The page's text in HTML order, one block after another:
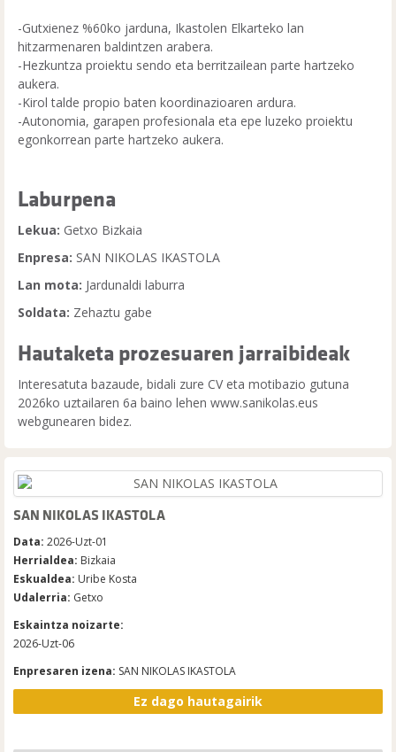
-Gutxienez %60ko jarduna, Ikastolen Elkarteko lan
hitzarmenaren baldintzen arabera.
-Hezkuntza proiektu sendo eta berritzailean parte hartzeko
aukera.
-Kirol talde propio baten koordinazioaren ardura.
-Autonomia, garapen profesionala eta epe luzeko proiektu
egonkorrean parte hartzeko aukera.
Laburpena
Lekua: Getxo Bizkaia
Enpresa: SAN NIKOLAS IKASTOLA
Lan mota: Jardunaldi laburra
Soldata: Zehaztu gabe
Hautaketa prozesuaren jarraibideak
Interesatuta bazaude, bidali zure CV eta motibazio gutuna
2026ko uztailaren 6a baino lehen www.sanikolas.eus
webgunearen bidez.
SAN NIKOLAS IKASTOLA
Data: 2026-Uzt-01
Herrialdea: Bizkaia
Eskualdea: Uribe Kosta
Udalerria: Getxo
Eskaintza noizarte:
2026-Uzt-06
Enpresaren izena: SAN NIKOLAS IKASTOLA
Ez dago hautagairik